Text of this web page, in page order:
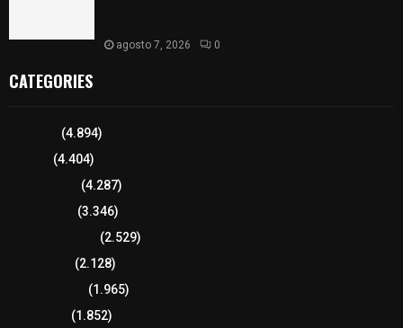
agosto 7, 2026 0
CATEGORIES
(4.894)
(4.404)
(4.287)
(3.346)
(2.529)
(2.128)
(1.965)
(1.852)